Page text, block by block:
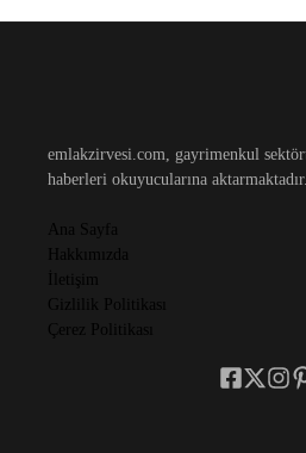
emlakzirvesi.com, gayrimenkul
haberleri okuyucularına aktarmaktadır.
Ana Sayfa
Hakkımızda
İletişim
Gizlilik Politikası
Çerez Politikası